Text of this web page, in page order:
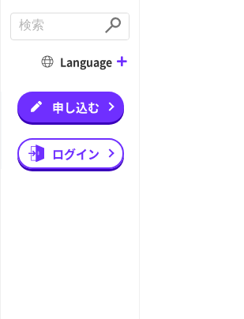
n
S
u
m
t
Language
申し込む
ログイン